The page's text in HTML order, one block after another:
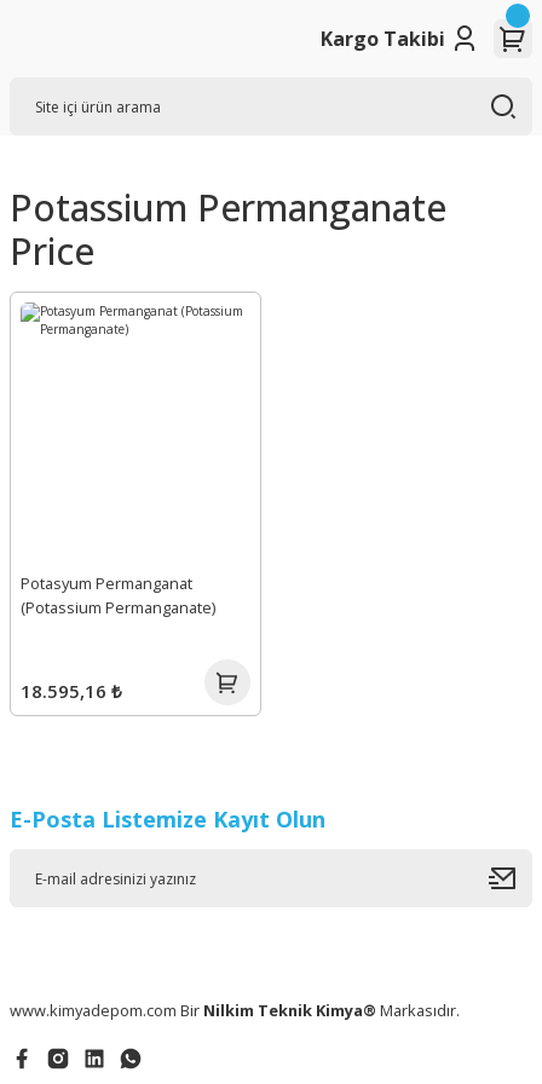
Kargo Takibi
Potassium Permanganate
Price
Potasyum Permanganat
(Potassium Permanganate)
18.595,16 ₺
E-Posta Listemize Kayıt Olun
www.kimyadepom.com Bir Nilkim Teknik Kimya® Markasıdır.